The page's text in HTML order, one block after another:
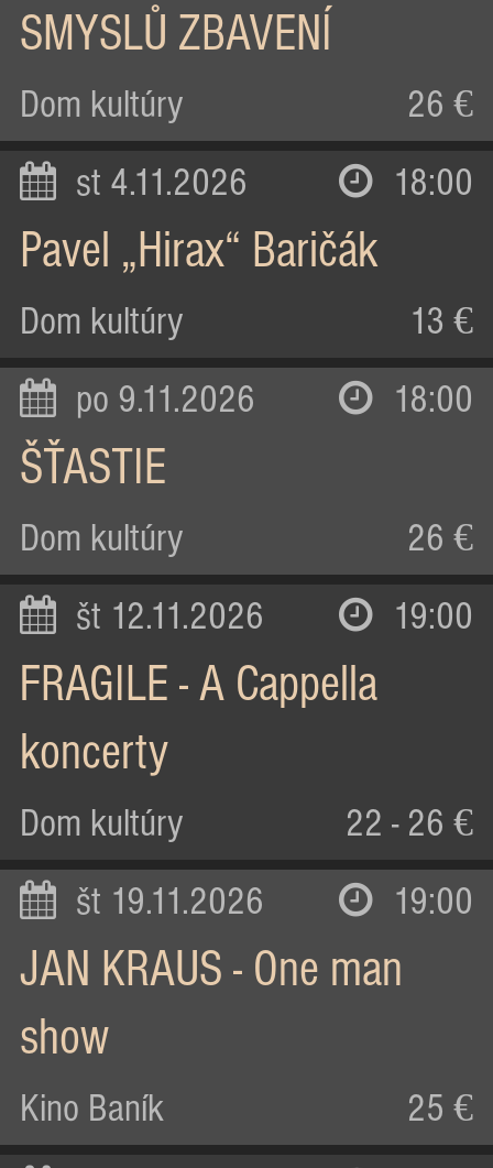
SMYSLŮ ZBAVENÍ
Dom kultúry 26 €
st 4.11.2026 18:00
Pavel „Hirax“ Baričák
Dom kultúry 13 €
po 9.11.2026 18:00
ŠŤASTIE
Dom kultúry 26 €
št 12.11.2026 19:00
FRAGILE - A Cappella
koncerty
Dom kultúry 22 - 26 €
št 19.11.2026 19:00
JAN KRAUS - One man
show
Kino Baník 25 €